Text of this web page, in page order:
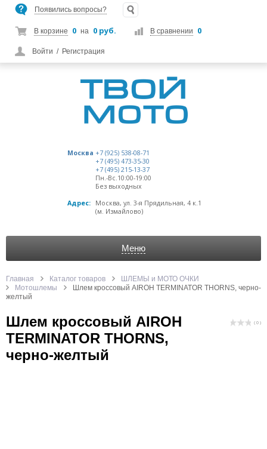
Появились вопросы?
В корзине 0 на 0 руб. В сравнении 0
Войти / Регистрация
Москва +7 (925) 538-08-71
+7 (495) 473-35-30
+7 (495) 215-13-37
Пн.-Вс.10:00-19:00
Без выходных
Адрес:
Москва, ул. 3-я Прядильная, 4 к.1
(м. Измайлово)
Меню
Главная Каталог товаров
ШЛЕМЫ и МОТО ОЧКИ
Мотошлемы
Шлем кроссовый AIROH TERMINATOR THORNS, черно-
желтый
Шлем кроссовый AIROH
TERMINATOR THORNS,
черно-желтый
( 0 )